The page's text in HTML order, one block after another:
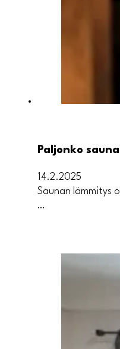
Paljonko
14.2.2025
Saunan lämmitys
…